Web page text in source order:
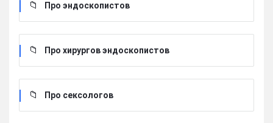
Про эндоскопистов
Про хирургов эндоскопистов
Про сексологов